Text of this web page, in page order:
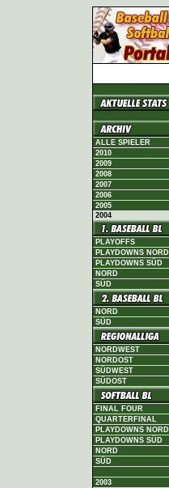
ALLE SPIELER
2010
2009
2008
2007
2006
2005
2004
PLAYOFFS
PLAYDOWNS NORD
PLAYDOWNS SÜD
NORD
SÜD
NORD
SÜD
NORDWEST
NORDOST
SÜDWEST
SÜDOST
FINAL FOUR
QUARTERFINAL
PLAYDOWNS NORD
PLAYDOWNS SÜD
NORD
SÜD
2003